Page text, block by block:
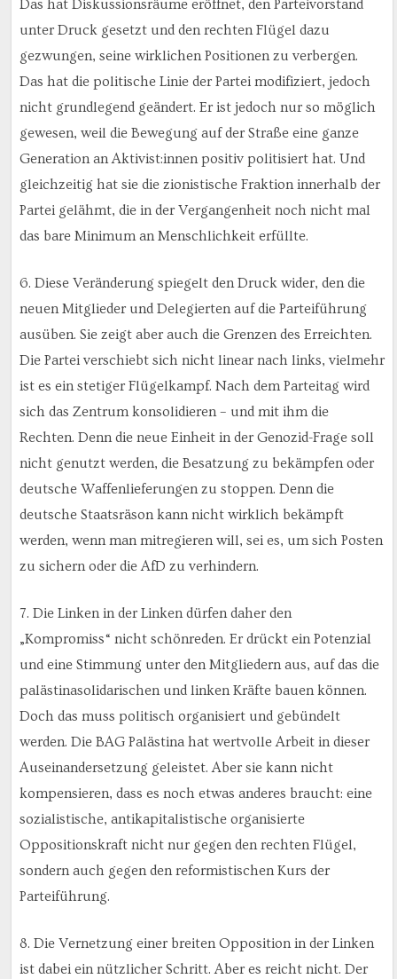
Das hat Diskussionsräume eröffnet, den Parteivorstand
unter Druck gesetzt und den rechten Flügel dazu
gezwungen, seine wirklichen Positionen zu verbergen.
Das hat die politische Linie der Partei modifiziert, jedoch
nicht grundlegend geändert. Er ist jedoch nur so möglich
gewesen, weil die Bewegung auf der Straße eine ganze
Generation an Aktivist:innen positiv politisiert hat. Und
gleichzeitig hat sie die zionistische Fraktion innerhalb der
Partei gelähmt, die in der Vergangenheit noch nicht mal
das bare Minimum an Menschlichkeit erfüllte.
6. Diese Veränderung spiegelt den Druck wider, den die
neuen Mitglieder und Delegierten auf die Parteiführung
ausüben. Sie zeigt aber auch die Grenzen des Erreichten.
Die Partei verschiebt sich nicht linear nach links, vielmehr
ist es ein stetiger Flügelkampf. Nach dem Parteitag wird
sich das Zentrum konsolidieren – und mit ihm die
Rechten. Denn die neue Einheit in der Genozid-Frage soll
nicht genutzt werden, die Besatzung zu bekämpfen oder
deutsche Waffenlieferungen zu stoppen. Denn die
deutsche Staatsräson kann nicht wirklich bekämpft
werden, wenn man mitregieren will, sei es, um sich Posten
zu sichern oder die AfD zu verhindern.
7. Die Linken in der Linken dürfen daher den
„Kompromiss“ nicht schönreden. Er drückt ein Potenzial
und eine Stimmung unter den Mitgliedern aus, auf das die
palästinasolidarischen und linken Kräfte bauen können.
Doch das muss politisch organisiert und gebündelt
werden. Die BAG Palästina hat wertvolle Arbeit in dieser
Auseinandersetzung geleistet. Aber sie kann nicht
kompensieren, dass es noch etwas anderes braucht: eine
sozialistische, antikapitalistische organisierte
Oppositionskraft nicht nur gegen den rechten Flügel,
sondern auch gegen den reformistischen Kurs der
Parteiführung.
8. Die Vernetzung einer breiten Opposition in der Linken
ist dabei ein nützlicher Schritt. Aber es reicht nicht. Der